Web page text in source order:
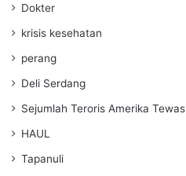
Dokter
krisis kesehatan
perang
Deli Serdang
Sejumlah Teroris Amerika Tewas
HAUL
Tapanuli